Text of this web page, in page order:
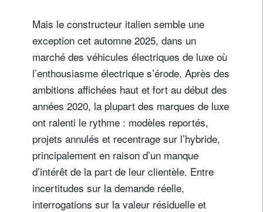
Mais le constructeur italien semble une
exception cet automne 2025, dans un
marché des véhicules électriques de luxe où
l’enthousiasme électrique s’érode. Après des
ambitions affichées haut et fort au début des
années 2020, la plupart des marques de luxe
ont ralenti le rythme : modèles reportés,
projets annulés et recentrage sur l’hybride,
principalement en raison d’un manque
d’intérêt de la part de leur clientèle. Entre
incertitudes sur la demande réelle,
interrogations sur la valeur résiduelle et